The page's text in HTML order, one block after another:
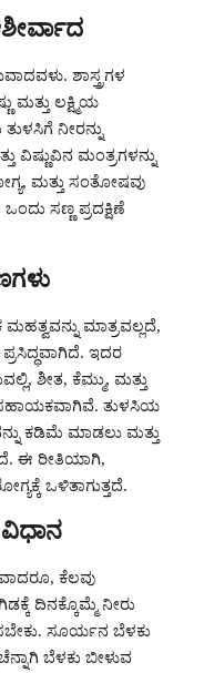
ಶಾಸ್ತ್ರಗಳ
ಮತ್ತು ಲಕ್ಷ್ಮಿಯ
ನೀರನ್ನು
ವಿಷ್ಣುವಿನ ಮಂತ್ರಗಳನ್ನು
ಮತ್ತು ಸಂತೋಷವು
ಸಣ್ಣ ಪ್ರದಕ್ಷಿಣೆ
ಮಾತ್ರವಲ್ಲದೆ,
ಇದರ
ಶೀತ, ಕೆಮ್ಮು, ಮತ್ತು
ಸಹಾಯಕವಾಗಿವೆ. ತುಳಸಿಯ
ಕಡಿಮೆ ಮಾಡಲು ಮತ್ತು
ಈ ರೀತಿಯಾಗಿ,
ಒಳಿತಾಗುತ್ತದೆ.
ಕೆಲವು
ದಿನಕ್ಕೊಮ್ಮೆ ನೀರು
ಸೂರ್ಯನ ಬೆಳಕು
ಬೆಳಕು ಬೀಳುವ